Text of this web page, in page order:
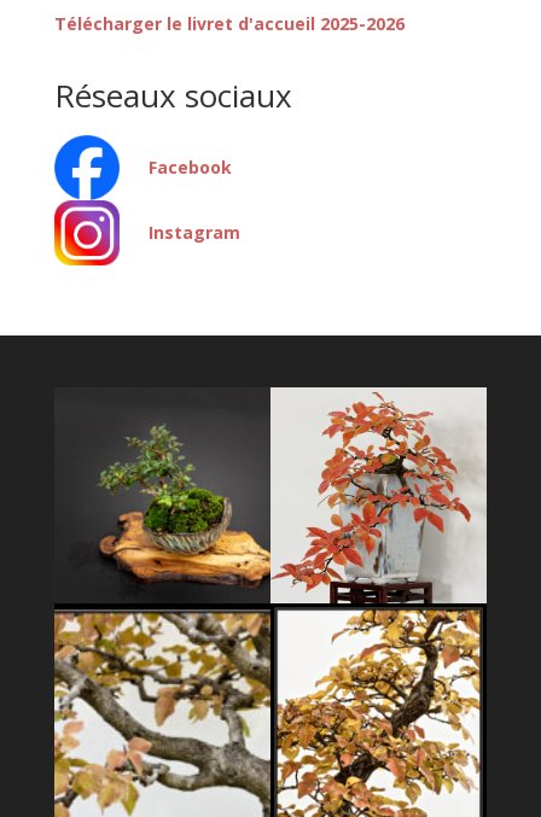
Télécharger le livret d'accueil 2025-2026
Réseaux sociaux
Facebook
Instagram